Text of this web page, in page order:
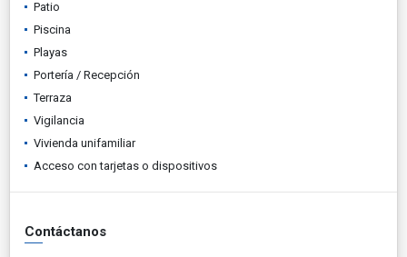
Patio
Piscina
Playas
Portería / Recepción
Terraza
Vigilancia
Vivienda unifamiliar
Acceso con tarjetas o dispositivos
Contáctanos